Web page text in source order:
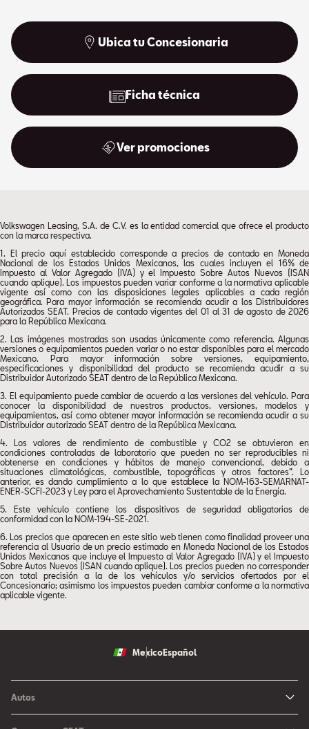
Ubica tu Concesionaria
Ficha técnica
Ver promociones
Volkswagen Leasing, S.A. de C.V. es la entidad comercial que ofrece el producto
con la marca respectiva.
1. El precio aquí establecido corresponde a precios de contado en Moneda
Nacional de los Estados Unidos Mexicanos, las cuales incluyen el 16% de
Impuesto al Valor Agregado (IVA) y el Impuesto Sobre Autos Nuevos (ISAN
cuando aplique). Los impuestos pueden variar conforme a la normativa aplicable
vigente así como con las disposiciones legales aplicables a cada región
geográfica. Para mayor información se recomienda acudir a los Distribuidores
Autorizados SEAT. Precios de contado vigentes del 01 al 31 de agosto de 2026
para la República Mexicana.
2. Las imágenes mostradas son usadas únicamente como referencia. Algunas
versiones o equipamientos pueden variar o no estar disponibles para el mercado
Mexicano. Para mayor información sobre versiones, equipamiento,
especificaciones y disponibilidad del producto se recomienda acudir a su
Distribuidor Autorizado SEAT dentro de la República Mexicana.
3. El equipamiento puede cambiar de acuerdo a las versiones del vehículo. Para
conocer la disponibilidad de nuestros productos, versiones, modelos y
equipamientos, así como obtener mayor información se recomienda acudir a su
Distribuidor autorizado SEAT dentro de la República Mexicana.
4. Los valores de rendimiento de combustible y CO2 se obtuvieron en
condiciones controladas de laboratorio que pueden no ser reproducibles ni
obtenerse en condiciones y hábitos de manejo convencional, debido a
situaciones climatológicas, combustible, topográficas y otros factores”. Lo
anterior, es dando cumplimiento a lo que establece la NOM-163-SEMARNAT-
ENER-SCFI-2023 y Ley para el Aprovechamiento Sustentable de la Energía.
5. Este vehículo contiene los dispositivos de seguridad obligatorios de
conformidad con la NOM-194-SE-2021.
6. Los precios que aparecen en este sitio web tienen como finalidad proveer una
referencia al Usuario de un precio estimado en Moneda Nacional de los Estados
Unidos Mexicanos que incluye el Impuesto al Valor Agregado (IVA) y el Impuesto
Sobre Autos Nuevos (ISAN cuando aplique). Los precios pueden no corresponder
con total precisión a la de los vehículos y/o servicios ofertados por el
Concesionario; asimismo los impuestos pueden cambiar conforme a la normativa
aplicable vigente.
MexicoEspañol
Autos